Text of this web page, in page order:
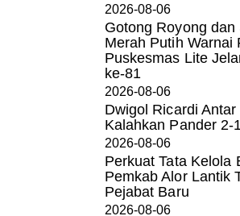
2026-08-06
Gotong Royong dan
Merah Putih Warnai
Puskesmas Lite
ke-81
2026-08-06
Dwigol Ricardi
Kalahkan Pander 2-1
2026-08-06
Perkuat Tata Kelola
Pemkab Alor Lantik
Pejabat Baru
2026-08-06